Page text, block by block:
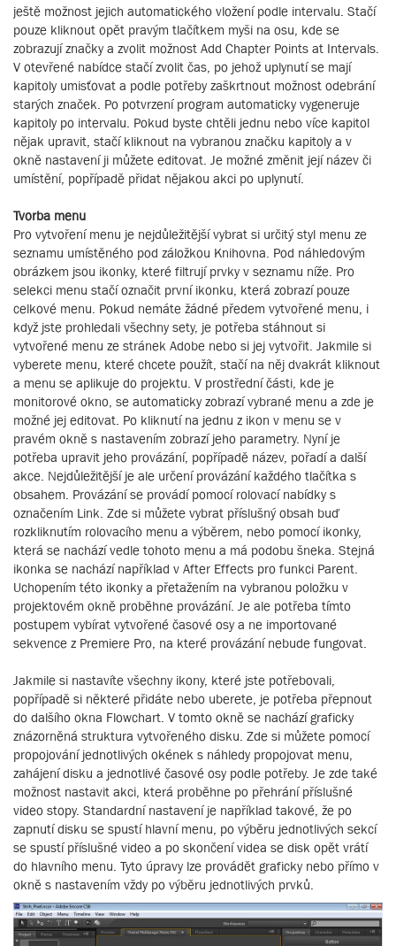
ještě možnost jejich automatického vložení podle intervalu. Stačí
pouze kliknout opět pravým tlačítkem myši na osu, kde se
zobrazují značky a zvolit možnost Add Chapter Points at Intervals.
V otevřené nabídce stačí zvolit čas, po jehož uplynutí se mají
kapitoly umisťovat a podle potřeby zaškrtnout možnost odebrání
starých značek. Po potvrzení program automaticky vygeneruje
kapitoly po intervalu. Pokud byste chtěli jednu nebo více kapitol
nějak upravit, stačí kliknout na vybranou značku kapitoly a v
okně nastavení ji můžete editovat. Je možné změnit její název či
umístění, popřípadě přidat nějakou akci po uplynutí.
Tvorba menu
Pro vytvoření menu je nejdůležitější vybrat si určitý styl menu ze
seznamu umístěného pod záložkou Knihovna. Pod náhledovým
obrázkem jsou ikonky, které filtrují prvky v seznamu níže. Pro
selekci menu stačí označit první ikonku, která zobrazí pouze
celkové menu. Pokud nemáte žádné předem vytvořené menu, i
když jste prohledali všechny sety, je potřeba stáhnout si
vytvořené menu ze stránek Adobe nebo si jej vytvořit. Jakmile si
vyberete menu, které chcete použít, stačí na něj dvakrát kliknout
a menu se aplikuje do projektu. V prostřední části, kde je
monitorové okno, se automaticky zobrazí vybrané menu a zde je
možné jej editovat. Po kliknutí na jednu z ikon v menu se v
pravém okně s nastavením zobrazí jeho parametry. Nyní je
potřeba upravit jeho provázání, popřípadě název, pořadí a další
akce. Nejdůležitější je ale určení provázání každého tlačítka s
obsahem. Provázání se provádí pomocí rolovací nabídky s
označením Link. Zde si můžete vybrat příslušný obsah buď
rozkliknutím rolovacího menu a výběrem, nebo pomocí ikonky,
která se nachází vedle tohoto menu a má podobu šneka. Stejná
ikonka se nachází například v After Effects pro funkci Parent.
Uchopením této ikonky a přetažením na vybranou položku v
projektovém okně proběhne provázání. Je ale potřeba tímto
postupem vybírat vytvořené časové osy a ne importované
sekvence z Premiere Pro, na které provázání nebude fungovat.
Jakmile si nastavíte všechny ikony, které jste potřebovali,
popřípadě si některé přidáte nebo uberete, je potřeba přepnout
do dalšího okna Flowchart. V tomto okně se nachází graficky
znázorněná struktura vytvořeného disku. Zde si můžete pomocí
propojování jednotlivých okének s náhledy propojovat menu,
zahájení disku a jednotlivé časové osy podle potřeby. Je zde také
možnost nastavit akci, která proběhne po přehrání příslušné
video stopy. Standardní nastavení je například takové, že po
zapnutí disku se spustí hlavní menu, po výběru jednotlivých sekcí
se spustí příslušné video a po skončení videa se disk opět vrátí
do hlavního menu. Tyto úpravy lze provádět graficky nebo přímo v
okně s nastavením vždy po výběru jednotlivých prvků.